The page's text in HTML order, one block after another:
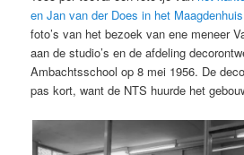
en Jan van der Does in het Maagdenhuis
foto’s van het bezoek van ene meneer
aan de studio’s en de afdeling
Ambachtsschool op 8 mei 1956. De
pas kort, want de NTS huurde het